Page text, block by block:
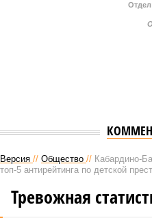
Отдел
Версия // Общество // Кабардино-
топ-5 антирейтинга по детской
Тревожная